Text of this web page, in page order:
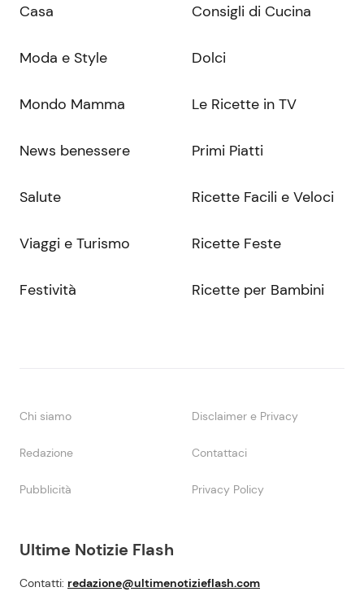
Ultime Notizie Flash
Contatti: redazione@ultimenotizieflash.com
Casa
Moda e Style
Mondo Mamma
News benessere
Salute
Viaggi e Turismo
Festività
Consigli di Cucina
Dolci
Le Ricette in TV
Primi Piatti
Ricette Facili e Veloci
Ricette Feste
Ricette per Bambini
Chi siamo Disclaimer e Privacy
Redazione Contattaci
Pubblicità Privacy Policy